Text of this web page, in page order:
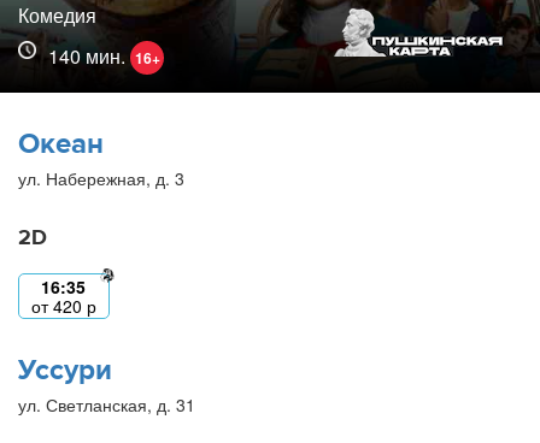
Комедия
140 мин. 16+
Океан
ул. Набережная, д. 3
2D
16:35
от420 р
Уссури
ул. Светланская, д. 31